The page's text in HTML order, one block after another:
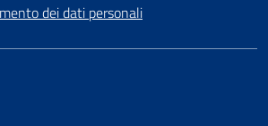
dei dati personali